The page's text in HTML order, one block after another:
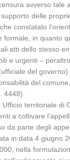
avverso
delle
constatato
in quanto
atti dello stesso
e urgenti –
del
del
4448).
territoriale di
a coltivare
parte degli
in data 4 giugno
nella